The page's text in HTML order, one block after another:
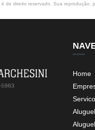
de direito reservado. Sua reprodução,
Home